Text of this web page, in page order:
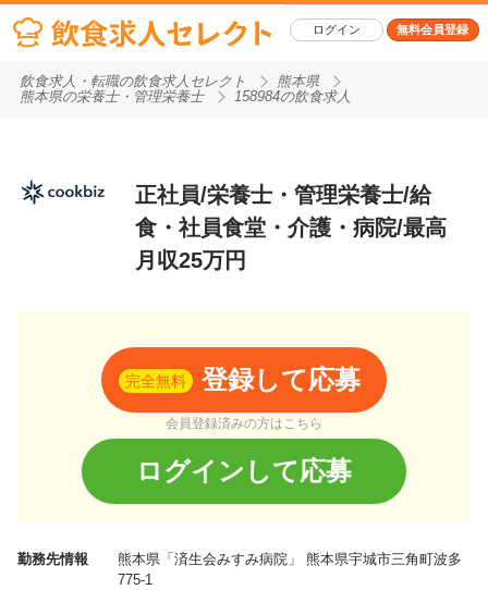
ログイン 無料会員登録
飲食求人・転職の飲食求人セレクト
熊本県
熊本県の栄養士・管理栄養士
158984の飲食求人
正社員/栄養士・管理栄養士/給
食・社員食堂・介護・病院/最高
月収25万円
完全無料 登録して応募
会員登録済みの方はこちら
ログインして応募
勤務先情報 熊本県「済生会みすみ病院」 熊本県宇城市三角町波多
775-1